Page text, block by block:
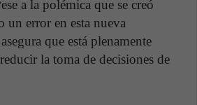
a la polémica que se creó
un error en esta nueva
que está plenamente
la toma de decisiones de